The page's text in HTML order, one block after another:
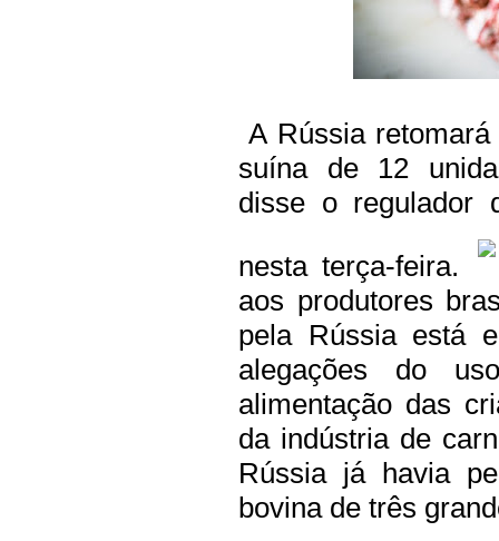
A Rússia
suína de 12
disse o regulador
nesta terça-feira.
aos produtores
pela Rússia está
alegações do
alimentação das
da indústria de
Rússia já havia
bovina de três